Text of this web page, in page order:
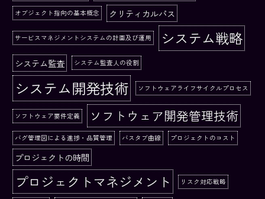
オブジェクト指向の基本概念 クリティカルパス
サービスマネジメントシステムの計画及び運用 システム戦略
システム監査 システム監査人の役割
システム開発技術 ソフトウェアライフサイクルプロセス
ソフトウェア要件定義 ソフトウェア開発管理技術
バグ管理図による進捗・品質管理 バスタブ曲線 プロジェクトのコスト
プロジェクトの時間
プロジェクトマネジメント リスク対応戦略